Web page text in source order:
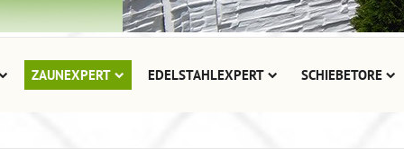
ZAUNEXPERT EDELSTAHLEXPERT SCHIEBETORE